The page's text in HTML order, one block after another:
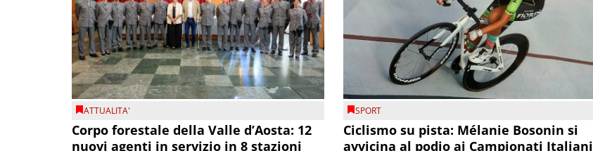
ATTUALITA'
Corpo forestale della Valle d’Aosta: 12
nuovi agenti in servizio in 8 stazioni
SPORT
Ciclismo su pista: Mélanie Bosonin si
avvicina al podio ai Campionati Italiani